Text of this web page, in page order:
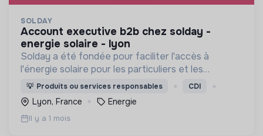
SOLDAY
account executive b2b chez solday -
energie solaire - lyon
Solday a été fondée pour faciliter l'accès à
l'énergie solaire pour les particuliers et les
professionnels.
💡 Produits ou services responsables CDI
Lyon, France Energie
Il y a 1 mois